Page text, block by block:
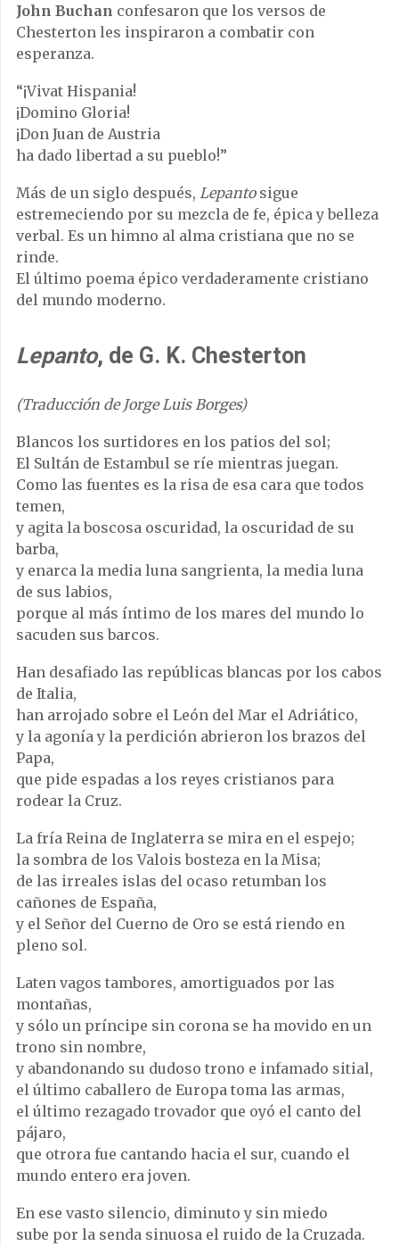
John Buchan confesaron que los versos de
Chesterton les inspiraron a combatir con
esperanza.
“¡Vivat Hispania!
¡Domino Gloria!
¡Don Juan de Austria
ha dado libertad a su pueblo!”
Más de un siglo después, Lepantosigue
estremeciendo por su mezcla de fe, épica y belleza
verbal. Es un himno al alma cristiana que no se
rinde.
El último poema épico verdaderamente cristiano
del mundo moderno.
Lepanto, de G. K. Chesterton
(Traducción de Jorge Luis Borges)
Blancos los surtidores en los patios del sol;
El Sultán de Estambul se ríe mientras juegan.
Como las fuentes es la risa de esa cara que todos
temen,
y agita la boscosa oscuridad, la oscuridad de su
barba,
y enarca la media luna sangrienta, la media luna
de sus labios,
porque al más íntimo de los mares del mundo lo
sacuden sus barcos.
Han desafiado las repúblicas blancas por los cabos
de Italia,
han arrojado sobre el León del Mar el Adriático,
y la agonía y la perdición abrieron los brazos del
Papa,
que pide espadas a los reyes cristianos para
rodear la Cruz.
La fría Reina de Inglaterra se mira en el espejo;
la sombra de los Valois bosteza en la Misa;
de las irreales islas del ocaso retumban los
cañones de España,
y el Señor del Cuerno de Oro se está riendo en
pleno sol.
Laten vagos tambores, amortiguados por las
montañas,
y sólo un príncipe sin corona se ha movido en un
trono sin nombre,
y abandonando su dudoso trono e infamado sitial,
el último caballero de Europa toma las armas,
el último rezagado trovador que oyó el canto del
pájaro,
que otrora fue cantando hacia el sur, cuando el
mundo entero era joven.
En ese vasto silencio, diminuto y sin miedo
sube por la senda sinuosa el ruido de la Cruzada.